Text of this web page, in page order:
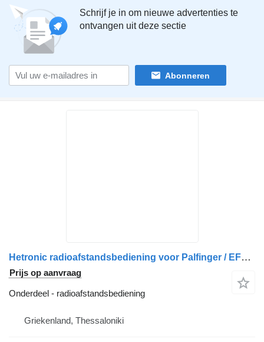
Schrijf je in om nieuwe advertenties te
ontvangen uit deze sectie
Abonneren
Hetronic radioafstandsbediening voor Palfinger / EFFER / FASSI laadkraan
Prijs op aanvraag
Onderdeel - radioafstandsbediening
Griekenland, Thessaloniki